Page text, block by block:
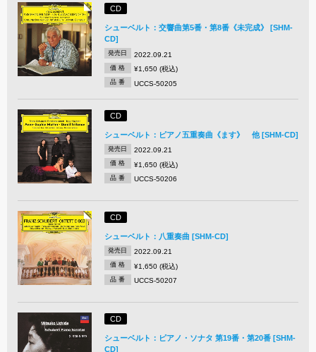
CD
シューベルト：交響曲第5番・第8番《未完成》 [SHM-
CD]
発売日 2022.09.21
価 格 ¥1,650 (税込)
品 番 UCCS-50205
CD
シューベルト：ピアノ五重奏曲《ます》 他 [SHM-CD]
発売日 2022.09.21
価 格 ¥1,650 (税込)
品 番 UCCS-50206
CD
シューベルト：八重奏曲 [SHM-CD]
発売日 2022.09.21
価 格 ¥1,650 (税込)
品 番 UCCS-50207
CD
シューベルト：ピアノ・ソナタ 第19番・第20番 [SHM-
CD]